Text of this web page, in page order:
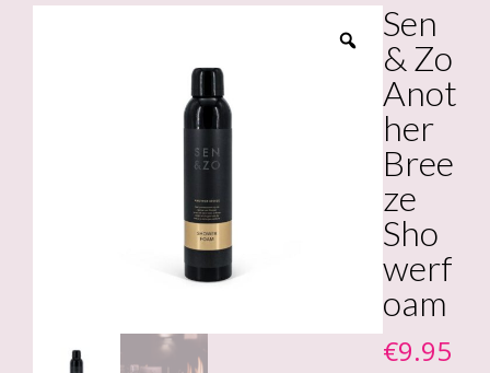
Sen
& Zo
Anot
her
Bree
ze
Sho
werf
oam
€9.95